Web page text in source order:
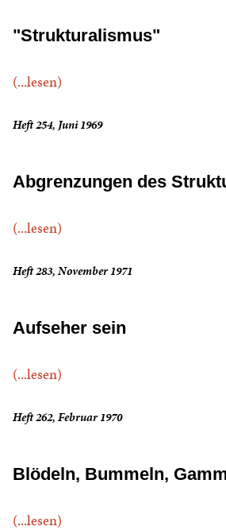
"Strukturalismus"
(...lesen)
Heft 254, Juni 1969
Abgrenzungen des
(...lesen)
Heft 283, November 1971
Aufseher sein
(...lesen)
Heft 262, Februar 1970
Blödeln, Bummeln,
(...lesen)